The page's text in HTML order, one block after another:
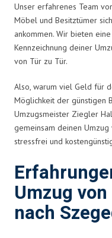
Unser erfahrenes Team
Möbel und Besitztümer
ankommen. Wir bieten
Kennzeichnung deiner
von Tür zu Tür.
Also, warum viel Geld für
Möglichkeit der günstigen
Umzugsmeister Ziegler
gemeinsam deinen
stressfrei und
Umzug
nach